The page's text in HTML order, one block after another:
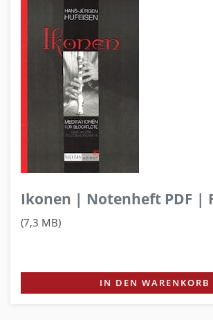
Ikonen | Notenheft PDF |
(7,3 MB)
IN DEN WARENKORB